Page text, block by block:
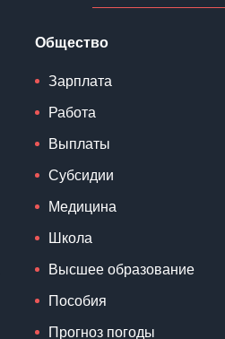
Общество
Зарплата
Работа
Выплаты
Субсидии
Медицина
Школа
Высшее образование
Пособия
Прогноз погоды